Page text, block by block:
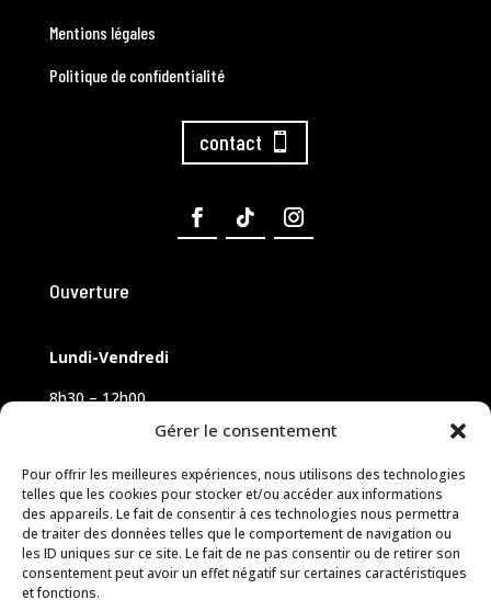
Gérer le consentement
Pour offrir les meilleures expériences, nous utilisons des technologies
telles que les cookies pour stocker et/ou accéder aux informations
des appareils. Le fait de consentir à ces technologies nous permettra
de traiter des données telles que le comportement de navigation ou
les ID uniques sur ce site. Le fait de ne pas consentir ou de retirer son
consentement peut avoir un effet négatif sur certaines caractéristiques
et fonctions.
Mentions légales
Politique de confidentialité
contact
Ouverture
Lundi-Vendredi
8h30 – 12h00
Samedi sur rendez-vous